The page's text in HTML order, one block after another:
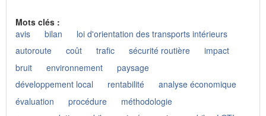
Mots clés :
avis
bilan
loi d'orientation des transports intérieurs
autoroute
coût trafic sécurité routière
impact
bruit
environnement
paysage
développement local
rentabilité
analyse économique
évaluation
procédure
méthodologie